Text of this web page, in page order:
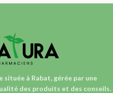
située à Rabat, gérée par une
des produits et des conseils.